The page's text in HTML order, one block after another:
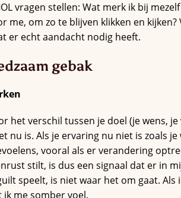
vragen stellen: Wat merk ik bij
me, om zo te blijven klikken en
er echt aandacht nodig heeft.
gebak
het verschil tussen je doel (je wens,
nu is. Als je ervaring nu niet is zoals
vooral als er verandering
stilt, is dus een signaal dat er in
speelt, is niet waar het om gaat.
me somber voel.